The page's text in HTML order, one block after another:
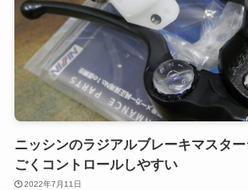
ニッシンのラジアルブレーキマスタ
ごくコントロールしやすい
2022年7月11日